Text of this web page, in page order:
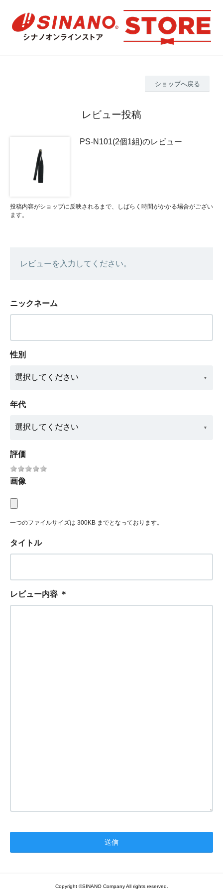
ショップへ戻る
レビュー投稿
PS-N101(2個1組)のレビュー
投稿内容がショップに反映されるまで、しばらく時間がかかる場合がござい
ます。
レビューを入力してください。
ニックネーム
性別
年代
評価
画像
一つのファイルサイズは 300KB までとなっております。
タイトル
レビュー内容 ＊
Copyright ©SINANO Company All rights reserved.